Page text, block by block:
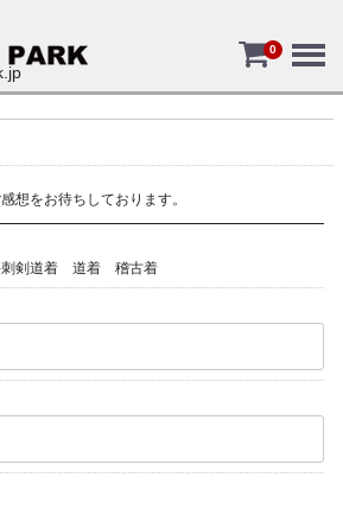
0
想をお待ちしております。
刺剣道着 道着 稽古着